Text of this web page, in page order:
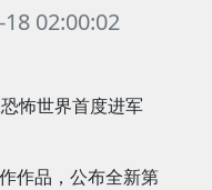
02:00:02
怖世界首度进军
作品，公布全新第